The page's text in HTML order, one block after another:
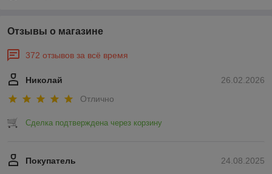
Отзывы о магазине
372 отзывов за всё время
26.02.2026
Николай
Отлично
Сделка подтверждена через корзину
24.08.2025
Покупатель